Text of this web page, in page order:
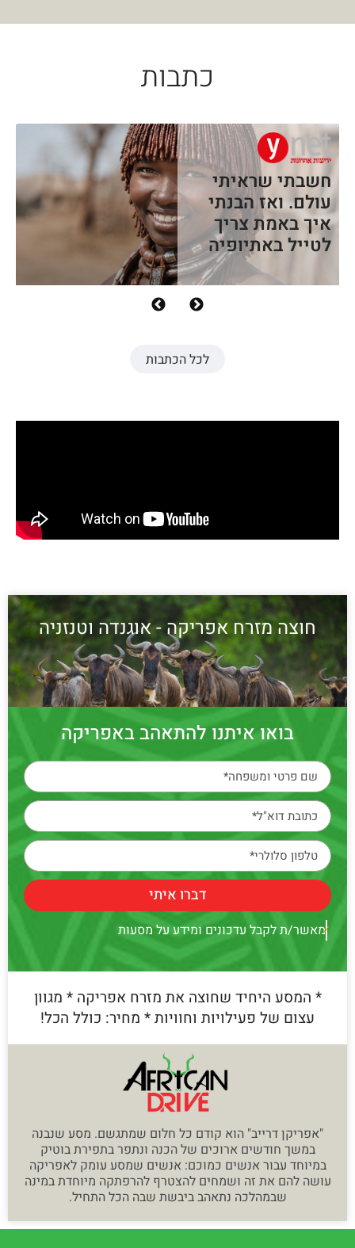
כתבות
חשבתי שראיתי
עולם. ואז הבנתי
איך באמת צריך
לטייל באתיופיה
לכל הכתבות
חוצה מזרח אפריקה - אוגנדה וטנזניה
בואו איתנו להתאהב באפריקה
מאשר/ת לקבל עדכונים ומידע על מסעות
דברו איתי
* המסע היחיד שחוצה את מזרח אפריקה * מגוון
עצום של פעילויות וחוויות * מחיר: כולל הכל!
"אפריקן דרייב" הוא קודם כל חלום שמתגשם. מסע שנבנה
במשך חודשים ארוכים של הכנה ונתפר בתפירת בוטיק
במיוחד עבור אנשים כמוכם: אנשים שמסע עומק לאפריקה
עושה להם את זה ושמחים להצטרף להרפתקה מיוחדת במינה
שבמהלכה נתאהב ביבשת שבה הכל התחיל.